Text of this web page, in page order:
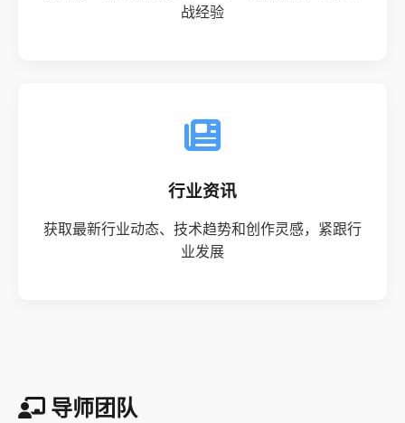
战经验
行业资讯
获取最新行业动态、技术趋势和创作灵感，紧跟行
业发展
导师团队